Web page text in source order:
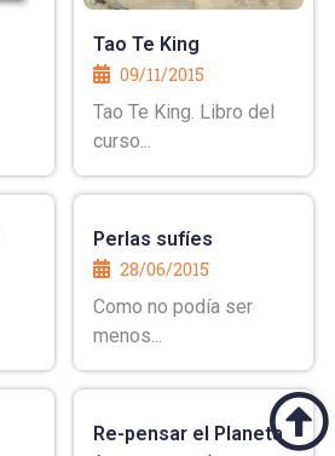
Tao Te King
09/11/2015
Tao Te King. Libro del
curso...
Perlas sufíes
28/06/2015
Como no podía ser
menos...
Re-pensar el Planeta